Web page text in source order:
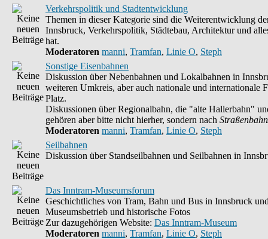
Verkehrspolitik und Stadtentwicklung
Themen in dieser Kategorie sind die Weiterentwicklung
Innsbruck, Verkehrspolitik, Städtebau, Architektur und
hat.
Moderatoren manni, Tramfan, Linie O, Steph
Sonstige Eisenbahnen
Diskussion über Nebenbahnen und Lokalbahnen in
weiteren Umkreis, aber auch nationale und internationale
Platz.
Diskussionen über Regionalbahn, die "alte Hallerbahn"
gehören aber bitte nicht hierher, sondern nach
Moderatoren manni, Tramfan, Linie O, Steph
Seilbahnen
Diskussion über Standseilbahnen und Seilbahnen in
Das Inntram-Museumsforum
Geschichtliches von Tram, Bahn und Bus in Innsbruck
Museumsbetrieb und historische Fotos
Zur dazugehörigen Website: Das Inntram-Museum
Moderatoren manni, Tramfan, Linie O, Steph